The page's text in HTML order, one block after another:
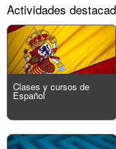
Actividades
Clases y cursos de
Español